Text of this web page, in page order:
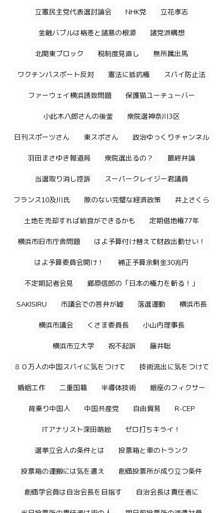
立憲民主党代表選討論会 NHK党 立花孝志
金融バブルは格差と諸悪の根源 諸党派構想
北関東ブロック 税制度見直し 無所属出馬
ワクチンパスポート反対 憲法に抵抗権 スパイ防止法
ファーウェイ横浜誘致問題 保護猫ユーチューバー
小此木八郎さんの後釜 衆院選神奈川3区
日刊スポーツさん 東スポさん 政治ゆっくりチャンネル
羽田まさゆき報道局 衆院選出るの？ 最終弁論
当選取り消し控訴 スーパークレイジー君議員
フランス10及川氏 隙のない完璧な経済政策 井上さくら
土地を売却すれば給食ができるかも 定期借地権77年
横浜市旧市庁舎問題 はよ予算付け替えて財政出動せい！
はよ予算委員会開け！ 補正予算余剰金30兆円
不定期記者会見 郷原信郎の「日本の権力を斬る！」
SAKISIRU 市議会での答弁が嘘 落選運動 横浜市長
横浜市議会 くさま委員長 小山内理事長
横浜市立大学 祝不起訴 藤井聡
８０万人の中国スパイに気をつけて 技術流出に気をつけて
婚姻工作 二重国籍 半導体技術 銀座のフィクサー
背乗り中国人 中国共産党 自由貿易 R-CEP
ITアナリスト深田萌絵 ゼロ打ちキライ！
選挙立会人の条件とは 投票箱と車のトランク
投票箱の運搬には気を遣え 創価投票所が成り立つ条件
創価学会員は自治会長を目指す 自治会長は責任者に